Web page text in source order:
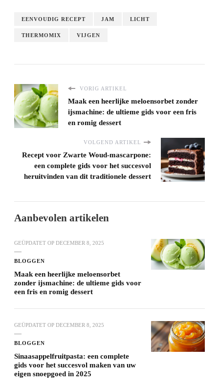
EENVOUDIG RECEPT JAM LICHT
THERMOMIX VIJGEN
VORIG ARTIKEL
Maak een heerlijke meloensorbet zonder
ijsmachine: de ultieme gids voor een fris
en romig dessert
VOLGEND ARTIKEL
Recept voor Zwarte Woud-mascarpone:
een complete gids voor het succesvol
heruitvinden van dit traditionele dessert
Aanbevolen artikelen
GEÜPDATET OP DECEMBER 8, 2025
BLOGGEN
Maak een heerlijke meloensorbet
zonder ijsmachine: de ultieme gids voor
een fris en romig dessert
GEÜPDATET OP DECEMBER 8, 2025
BLOGGEN
Sinaasappelfruitpasta: een complete
gids voor het succesvol maken van uw
eigen snoepgoed in 2025